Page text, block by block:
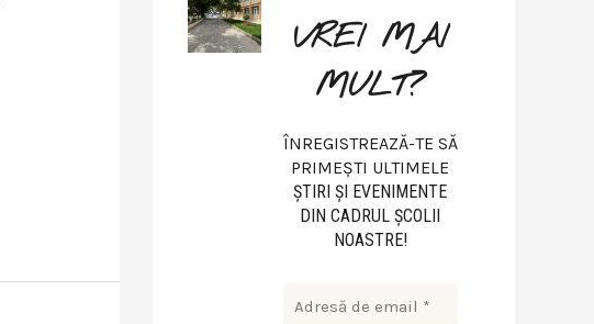
VREI MAI
MULT?
ÎNREGISTREAZĂ-TE SĂ
PRIMEȘTI ULTIMELE
ŞTIRI ŞI EVENIMENTE
DIN CADRUL ŞCOLII
NOASTRE!